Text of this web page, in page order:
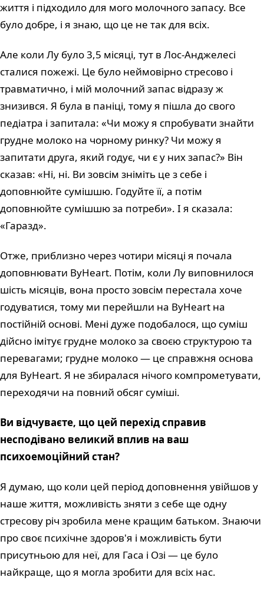
життя і підходило для мого молочного запасу. Все
було добре, і я знаю, що це не так для всіх.
Але коли Лу було 3,5 місяці, тут в Лос-Анджелесі
сталися пожежі. Це було неймовірно стресово і
травматично, і мій молочний запас відразу ж
знизився. Я була в паніці, тому я пішла до свого
педіатра і запитала: «Чи можу я спробувати знайти
грудне молоко на чорному ринку? Чи можу я
запитати друга, який годує, чи є у них запас?» Він
сказав: «Ні, ні. Ви зовсім зніміть це з себе і
доповнюйте сумішшю. Годуйте її, а потім
доповнюйте сумішшю за потреби». І я сказала:
«Гаразд».
Отже, приблизно через чотири місяці я почала
доповнювати ByHeart. Потім, коли Лу виповнилося
шість місяців, вона просто зовсім перестала хоче
годуватися, тому ми перейшли на ByHeart на
постійній основі. Мені дуже подобалося, що суміш
дійсно імітує грудне молоко за своєю структурою та
перевагами; грудне молоко — це справжня основа
для ByHeart. Я не збиралася нічого компрометувати,
переходячи на повний обсяг суміші.
Ви відчуваєте, що цей перехід справив
несподівано великий вплив на ваш
психоемоційний стан?
Я думаю, що коли цей період доповнення увійшов у
наше життя, можливість зняти з себе ще одну
стресову річ зробила мене кращим батьком. Знаючи
про своє психічне здоров'я і можливість бути
присутньою для неї, для Гаса і Озі — це було
найкраще, що я могла зробити для всіх нас.